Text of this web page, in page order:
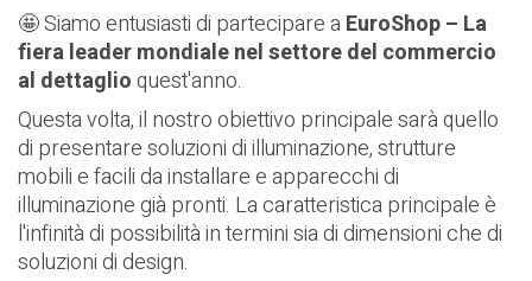
🤩 Siamo entusiasti di partecipare aEuroShop – La
fiera leader mondiale nel settore del commercio
al dettaglioquest'anno.
Questa volta, il nostro obiettivo principale sarà quello
di presentare soluzioni di illuminazione, strutture
mobili e facili da installare e apparecchi di
illuminazione già pronti. La caratteristica principale è
l'infinità di possibilità in termini sia di dimensioni che di
soluzioni di design.